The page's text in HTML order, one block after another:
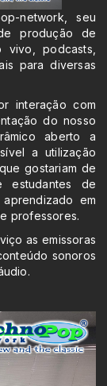
network, seu
produção de
vivo, podcasts,
para diversas
interação com
do nosso
aberto a
a utilização
gostariam de
estudantes de
em
professores.
as emissoras
sonoros